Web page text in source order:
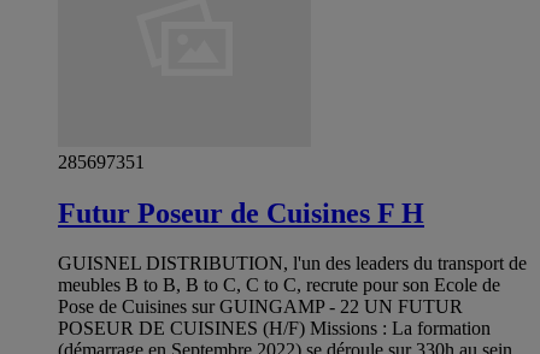
285697351
Futur Poseur de Cuisines F H
GUISNEL DISTRIBUTION, l'un des leaders du transport de
meubles B to B, B to C, C to C, recrute pour son Ecole de
Pose de Cuisines sur GUINGAMP - 22 UN FUTUR
POSEUR DE CUISINES (H/F) Missions : La formation